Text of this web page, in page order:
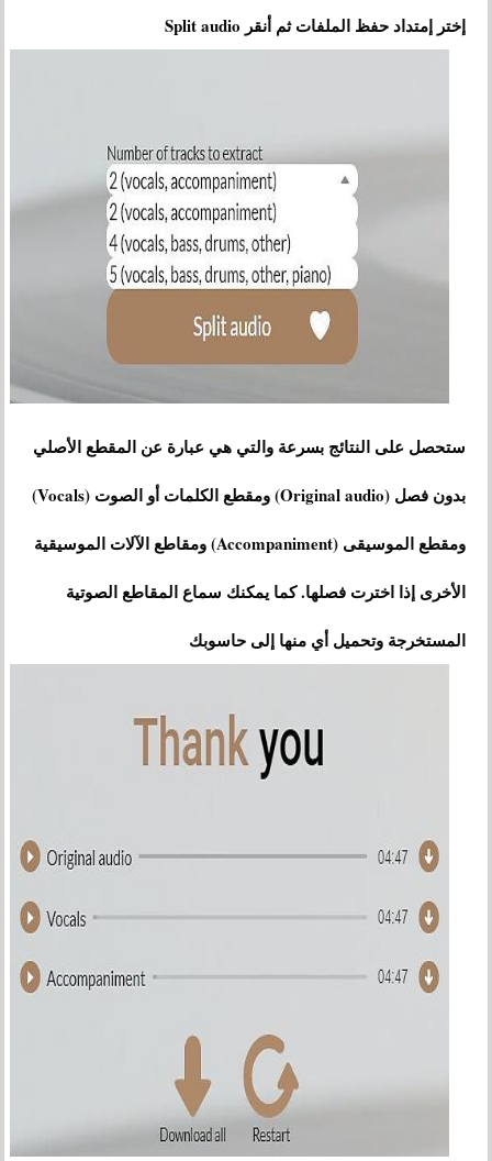
إختر إمتداد حفظ الملفات ثم أنقر Split audio
ستحصل على النتائج بسرعة والتي هي عبارة عن المقطع الأصلي
بدون فصل (Original audio) ومقطع الكلمات أو الصوت (Vocals)
ومقطع الموسيقى (Accompaniment) ومقاطع الآلات الموسيقية
الأخرى إذا اخترت فصلها. كما يمكنك سماع المقاطع الصوتية
المستخرجة وتحميل أي منها إلى حاسوبك